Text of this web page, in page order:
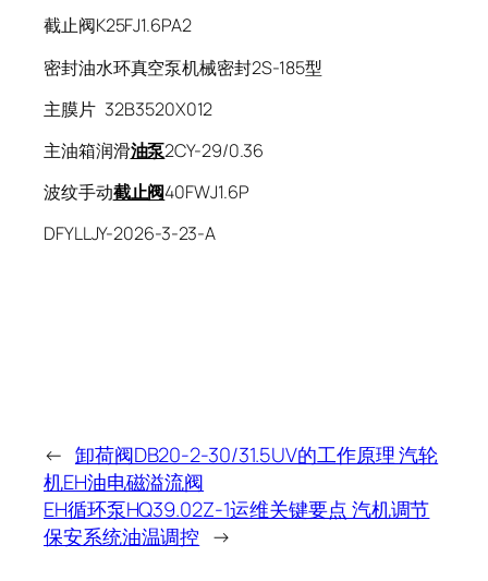
截止阀K25FJ1.6PA2
密封油水环真空泵机械密封2S-185型
主膜片 32B3520X012
主油箱润滑油泵2CY-29/0.36
波纹手动截止阀40FWJ1.6P
DFYLLJY-2026-3-23-A
← 卸荷阀DB20-2-30/31.5UV的工作原理 汽轮
机EH油电磁溢流阀
EH循环泵HQ39.02Z-1运维关键要点 汽机调节
保安系统油温调控 →